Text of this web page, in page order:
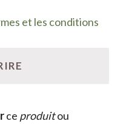
et les conditions
ce produitou